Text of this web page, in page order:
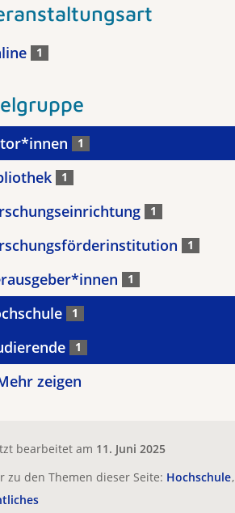
1
1
1
1
1
1
1
1
zeigen
bearbeitet am 11. Juni 2025
zu den Themen dieser Seite: Hochschule